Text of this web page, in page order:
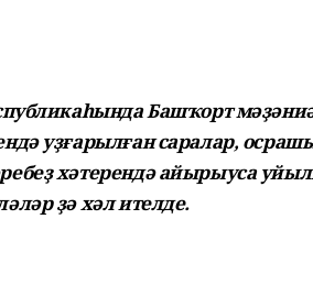
Башҡорт
уҙғарылған саралар,
хәтерендә айырыуса
ҙә хәл ителде.